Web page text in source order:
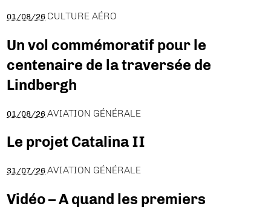
01/08/26 CULTURE AÉRO
Un vol commémoratif pour le
centenaire de la traversée de
Lindbergh
01/08/26 AVIATION GÉNÉRALE
Le projet Catalina II
31/07/26 AVIATION GÉNÉRALE
Vidéo – A quand les premiers